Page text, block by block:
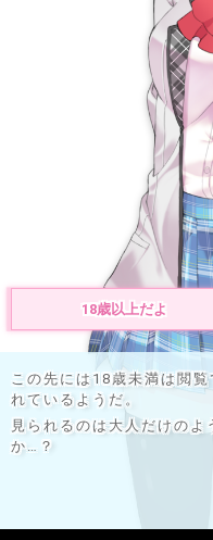
18歳以上だよ
この先には18歳未満は閲
れているようだ。
見られるのは大人だけのよ
か…？
即売会取り置きサイト
トリオキニ
©